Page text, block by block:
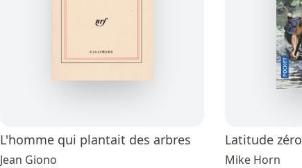
L'homme qui plantait des arbres
Jean Giono
Latitude zéro
Mike Horn